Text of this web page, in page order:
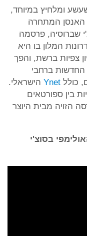
ומלחיץ במיוחד,
האנסן המתחרה
שברוסיה, פרסמה
המלון בו היא
צפיות ברשת, והפך
החדשות ברחבי
כולל Ynet הישראלי.
בין ספורטאים
הזויה מבית היוצר
בסוצ'י